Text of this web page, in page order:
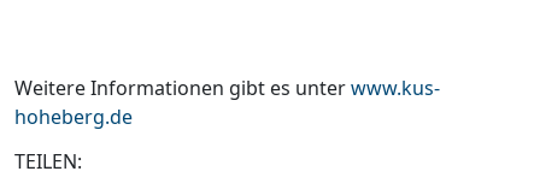
Weitere Informationen gibt es unterwww.kus-
hoheberg.de
TEILEN: